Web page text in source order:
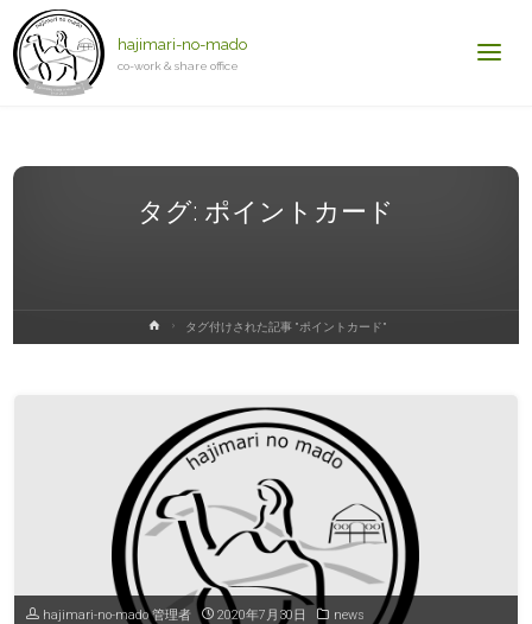
hajimari-no-mado
co-work & share office
タグ: ポイントカード
ホ
ー
タグ付けされた記事 "ポイントカード"
hajimari-no-mado 管理者 2020年7月30日 news